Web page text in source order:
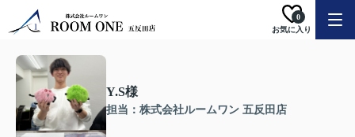
お気に入り
0
Y.S様
担当：株式会社ルームワン 五反田店